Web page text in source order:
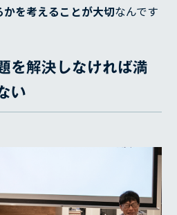
を考えることが大切なんです
を解決しなければ満
い